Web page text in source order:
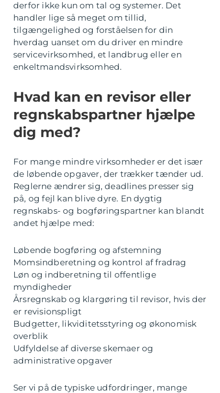
derfor ikke kun om tal og systemer. Det
handler lige så meget om tillid,
tilgængelighed og forståelsen for din
hverdag uanset om du driver en mindre
servicevirksomhed, et landbrug eller en
enkeltmandsvirksomhed.
Hvad kan en revisor eller
regnskabspartner hjælpe
dig med?
For mange mindre virksomheder er det især
de løbende opgaver, der trækker tænder ud.
Reglerne ændrer sig, deadlines presser sig
på, og fejl kan blive dyre. En dygtig
regnskabs- og bogføringspartner kan blandt
andet hjælpe med:
Løbende bogføring og afstemning
Momsindberetning og kontrol af fradrag
Løn og indberetning til offentlige
myndigheder
Årsregnskab og klargøring til revisor, hvis der
er revisionspligt
Budgetter, likviditetsstyring og økonomisk
overblik
Udfyldelse af diverse skemaer og
administrative opgaver
Ser vi på de typiske udfordringer, mange